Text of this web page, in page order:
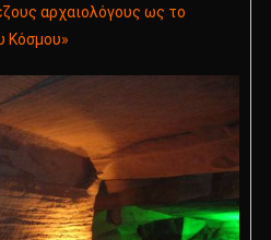
αρχαιολόγους ως το
Κόσμου»